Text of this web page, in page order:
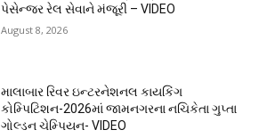
પેસેન્જર રેલ સેવાને મંજૂરી – VIDEO
August 8, 2026
માલાબાર રિવર ઇન્ટરનેશનલ કાયકિંગ
કોમ્પિટિશન-2026માં જામનગરના નચિકેતા ગુપ્તા
ગોલ્ડન ચેમ્પિયન- VIDEO